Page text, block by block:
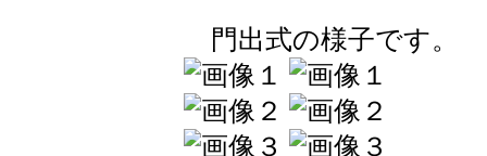
門出式の様子です。